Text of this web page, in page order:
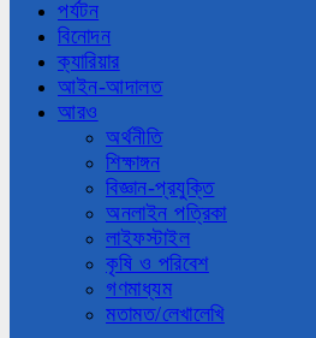
পর্যটন
বিনোদন
ক্যারিয়ার
আইন-আদালত
আরও
অর্থনীতি
শিক্ষাঙ্গন
বিজ্ঞান-প্রযুক্তি
অনলাইন পত্রিকা
লাইফস্টাইল
কৃষি ও পরিবেশ
গণমাধ্যম
মতামত/লেখালেখি